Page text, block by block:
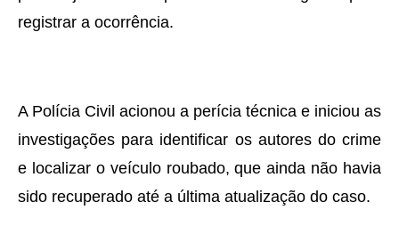
registrar a ocorrência.
A Polícia Civil acionou a perícia técnica e iniciou as
investigações para identificar os autores do crime
e localizar o veículo roubado, que ainda não havia
sido recuperado até a última atualização do caso.